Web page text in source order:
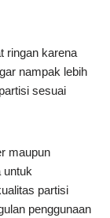
ringan karena
nampak lebih
sesuai
maupun
untuk
partisi
penggunaan